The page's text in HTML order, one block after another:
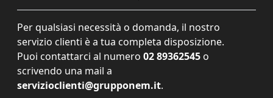
Per qualsiasi necessità o domanda, il nostro
servizio clienti è a tua completa disposizione.
Puoi contattarci al numero 02 89362545 o
scrivendo una mail a
servizioclienti@grupponem.it.